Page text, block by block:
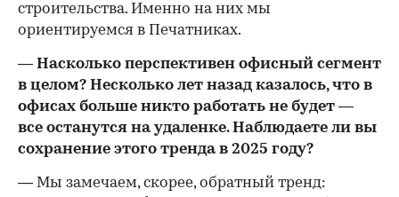
строительства. Именно на них мы
ориентируемся в Печатниках.
— Насколько перспективен офисный сегмент
в целом? Несколько лет назад казалось, что в
офисах больше никто работать не будет —
все останутся на удаленке. Наблюдаете ли вы
сохранение этого тренда в 2025 году?
— Мы замечаем, скорее, обратный тренд: